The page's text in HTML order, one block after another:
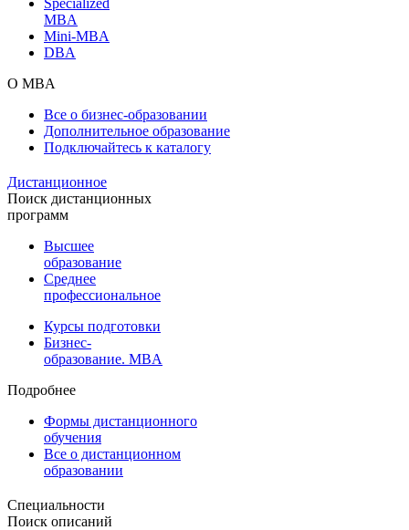
MBA
Mini-MBA
DBA
О MBA
Все о бизнес-образовании
Дополнительное образование
Подключайтесь к каталогу
Дистанционное
Поиск дистанционных
программ
Высшее
образование
Среднее
профессиональное
Курсы подготовки
Бизнес-
образование. MBA
Подробнее
Формы дистанционного
обучения
Все о дистанционном
образовании
Специальности
Поиск описаний